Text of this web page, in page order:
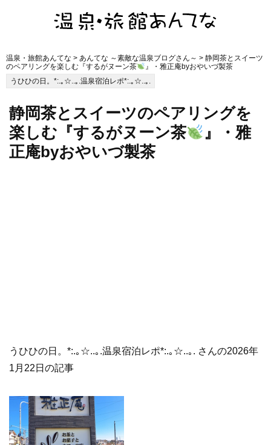
温泉・旅館あんてな > あんてな ～素敵な温泉ブログさん～ > 静岡茶とスイーツ
のペアリングを楽しむ『するがヌーン茶
』・雅正庵byおやいづ製茶
うひひの日。*:.｡☆..｡.温泉宿泊レポ*:.｡☆..｡.
静岡茶とスイーツのペアリングを
楽しむ『するがヌーン茶
』・雅
正庵byおやいづ製茶
うひひの日。*:.｡☆..｡.温泉宿泊レポ*:.｡☆..｡. さんの2026年
1月22日の記事